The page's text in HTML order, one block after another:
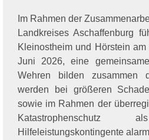
Im Rahmen der
Landkreises Aschaffenburg
Kleinostheim und Hörstein
Juni 2026, eine
Wehren bilden zusammen
werden bei größeren
sowie im Rahmen der
Hilfeleistungskontingente